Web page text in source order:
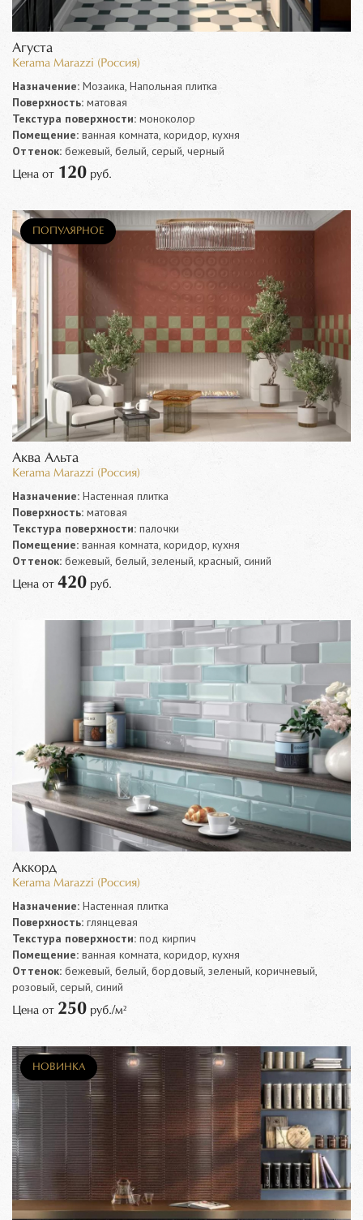
Агуста
Kerama Marazzi (Россия)
Назначение: Мозаика, Напольная плитка
Поверхность: матовая
Текстура поверхности: моноколор
Помещение: ванная комната, коридор, кухня
Оттенок: бежевый, белый, серый, черный
Цена от 120 руб.
ПОПУЛЯРНОЕ
Аква Альта
Kerama Marazzi (Россия)
Назначение: Настенная плитка
Поверхность: матовая
Текстура поверхности: палочки
Помещение: ванная комната, коридор, кухня
Оттенок: бежевый, белый, зеленый, красный, синий
Цена от 420 руб.
Аккорд
Kerama Marazzi (Россия)
Назначение: Настенная плитка
Поверхность: глянцевая
Текстура поверхности: под кирпич
Помещение: ванная комната, коридор, кухня
Оттенок: бежевый, белый, бордовый, зеленый, коричневый,
розовый, серый, синий
Цена от 250 руб./м²
НОВИНКА